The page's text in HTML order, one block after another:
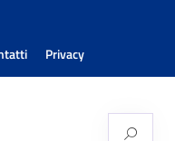
Privacy